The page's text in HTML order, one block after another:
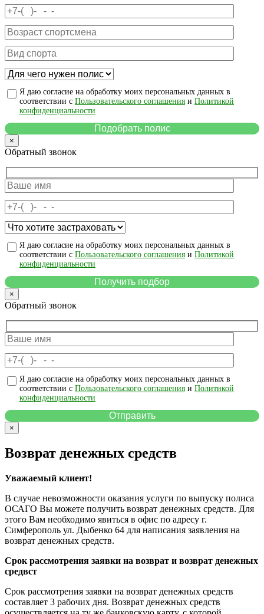
Я даю согласие на обработку моих персональных данных в
соответствии с Пользовательского соглашения и Политикой
конфиденциальности
×
Обратный звонок
Я даю согласие на обработку моих персональных данных в
соответствии с Пользовательского соглашения и Политикой
конфиденциальности
×
Обратный звонок
Я даю согласие на обработку моих персональных данных в
соответствии с Пользовательского соглашения и Политикой
конфиденциальности
×
Возврат денежных средств
Уважаемый клиент!
В случае невозможности оказания услуги по выпуску полиса
ОСАГО Вы можете получить возврат денежных средств. Для
этого Вам необходимо явиться в офис по адресу г.
Симферополь ул. Дыбенко 64 для написания заявления на
возврат денежных средств.
Срок рассмотрения заявки на возврат и возврат денежных
средвст
Срок рассмотрения заявки на возврат денежных средств
составляет 3 рабочих дня. Возврат денежных средств